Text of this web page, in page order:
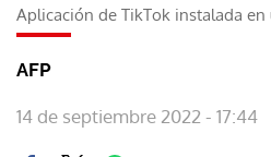
Aplicación de TikTok instalada en
AFP
14 de septiembre 2022 - 17:44